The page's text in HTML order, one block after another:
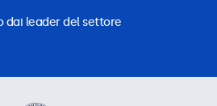
dai leader del settore